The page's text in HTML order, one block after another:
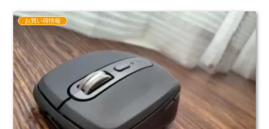
お買い得情報